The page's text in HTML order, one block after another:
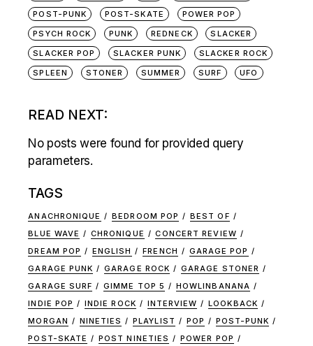
POST-PUNK
POST-SKATE
POWER POP
PSYCH ROCK
PUNK REDNECK
SLACKER
SLACKER POP
SLACKER PUNK
SLACKER ROCK
SPLEEN
STONER SUMMER SURF UFO
READ NEXT:
No posts were found for provided query
parameters.
TAGS
ANACHRONIQUE BEDROOM POP
BEST OF
BLUE WAVE
CHRONIQUE
CONCERT REVIEW
DREAM POP
ENGLISH FRENCH
GARAGE POP
GARAGE PUNK
GARAGE ROCK
GARAGE STONER
GARAGE SURF
GIMME TOP 5
HOWLINBANANA
INDIE POP
INDIE ROCK INTERVIEW
LOOKBACK
MORGAN
NINETIES PLAYLIST POP
POST-PUNK
POST-SKATE
POST NINETIES
POWER POP